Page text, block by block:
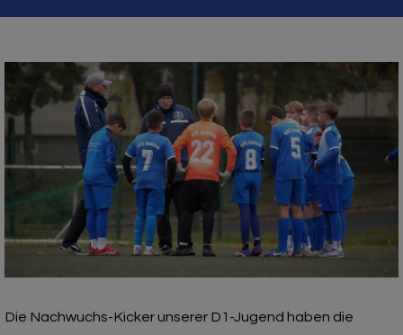
Die Nachwuchs-Kicker unserer D1-Jugend haben die